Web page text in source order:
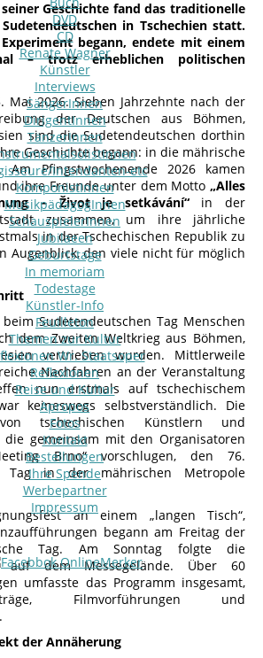
DVD
CD
Renate Wagner
Künstler
Interviews
SängerInnen
DirigentInnen
TänzerInnen
Intendanten-etc
KomponistInnen
MusikpädagogInnen
SchauspielerInnen
Jubilaeen
Geburtstage
In memoriam
Todestage
Künstler-Info
Feuilleton
Themen zur Kultur
Wr. Staatsoper
Reflexionen
Reise und Kultur
Apropos
Fotos
Kontakt
Bestellungen
Ihre Spende
Werbepartner
Impressum
Geschichte fand das traditionelle
in Tschechien statt.
begann, endete mit einem
– trotz erheblichen politischen
Mai 2026. Sieben Jahrzehnte nach der
der Deutschen aus Böhmen,
sind die Sudetendeutschen dorthin
Geschichte begann: in die mährische
Am Pfingstwochenende 2026 kamen
ihre Freunde unter dem Motto „Alles
– Život je setkávání“ in der
zusammen, um ihre jährliche
in der Tschechischen Republik zu
Augenblick, den viele nicht für möglich
Sudetendeutschen Tag Menschen
dem Zweiten Weltkrieg aus Böhmen,
vertrieben wurden. Mittlerweile
Nachfahren an der Veranstaltung
nun erstmals auf tschechischem
keineswegs selbstverständlich. Die
tschechischen Künstlern und
die gemeinsam mit den Organisatoren
Brno“ vorschlugen, den 76.
Tag in der mährischen Metropole
an einem „langen Tisch“,
begann am Freitag der
Tag. Am Sonntag folgte die
auf dem Messegelände. Über 60
umfasste das Programm insgesamt,
Filmvorführungen und
der Annäherung